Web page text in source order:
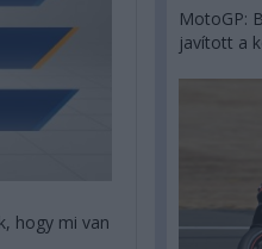
hogy mi van
MotoGP:
javított a